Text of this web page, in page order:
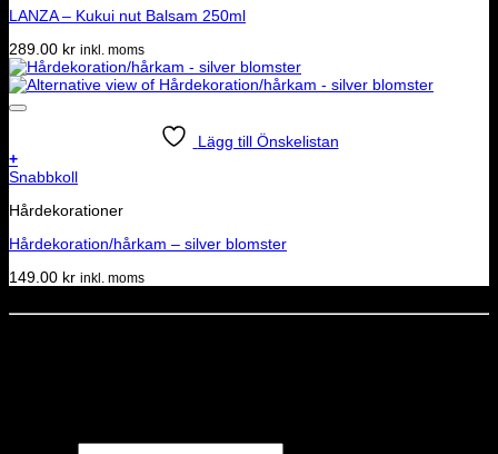
LANZA – Kukui nut Balsam 250ml
289.00 kr inkl. moms
Lägg till Önskelistan
+
Snabbkoll
Hårdekorationer
Hårdekoration/hårkam – silver blomster
149.00 kr inkl. moms